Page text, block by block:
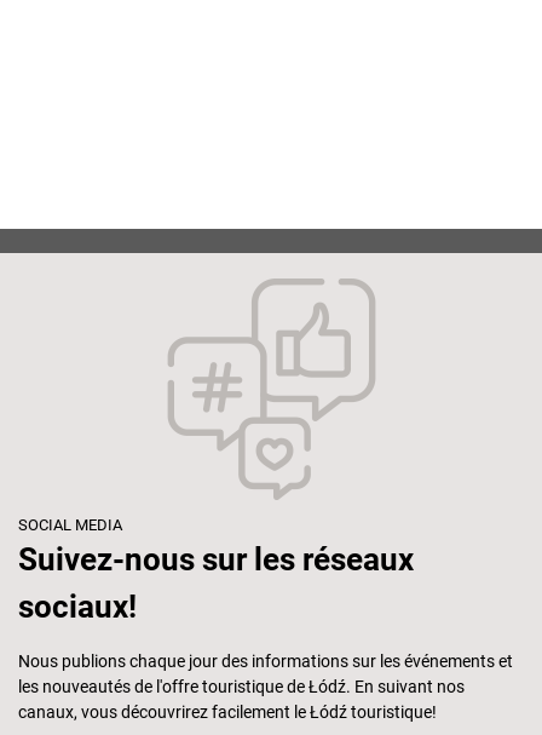
SOCIAL MEDIA
Suivez-nous sur les réseaux
sociaux!
Nous publions chaque jour des informations sur les événements et
les nouveautés de l'offre touristique de Łódź. En suivant nos
canaux, vous découvrirez facilement le Łódź touristique!